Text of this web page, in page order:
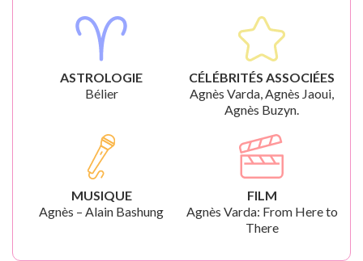
ASTROLOGIE
Bélier
CÉLÉBRITÉS ASSOCIÉES
Agnès Varda, Agnès Jaoui,
Agnès Buzyn.
MUSIQUE
Agnès – Alain Bashung
FILM
Agnès Varda: From Here to
There